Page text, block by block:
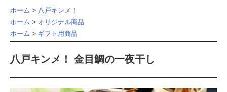
ホーム > 八戸キンメ！
ホーム > オリジナル商品
ホーム > ギフト用商品
八戸キンメ！ 金目鯛の一夜干し